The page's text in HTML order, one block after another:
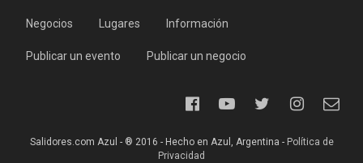
Negocios Lugares Información
Publicar un evento Publicar un negocio
Salidores.com Azul - ® 2016 - Hecho en Azul, Argentina - Política de
Privacidad